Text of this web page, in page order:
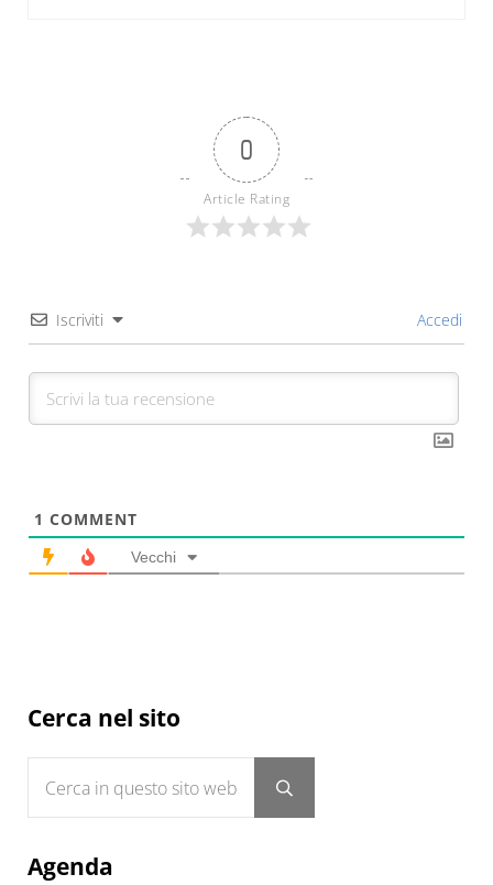
0
Article Rating
Iscriviti Accedi
1 COMMENT
Vecchi
Sidebar
Cerca nel sito
Submit search
Agenda